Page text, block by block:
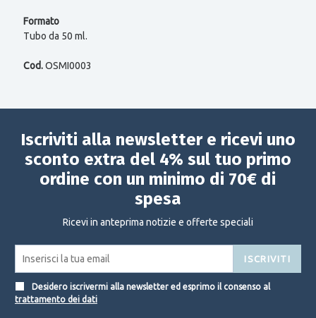
Formato
Tubo da 50 ml.
Cod.OSMI0003
Iscriviti alla newsletter e ricevi uno
sconto extra del 4% sul tuo primo
ordine con un minimo di 70€ di
spesa
Ricevi in anteprima notizie e offerte speciali
ISCRIVITI
Desidero iscrivermi alla newsletter ed esprimo il consenso al
trattamento dei dati